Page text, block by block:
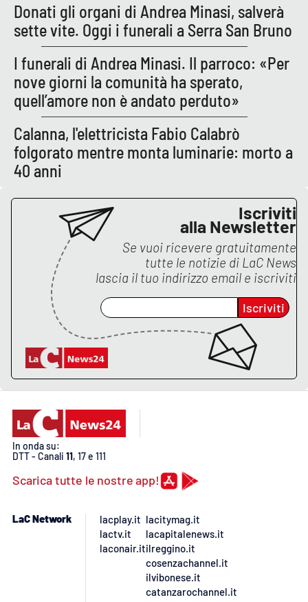
Buona Sanità Calabria
LACALABRIAVISIONE
Destinazioni
Eventi
Food
NETWORK
Lacplay.it
Lactv.it
Laconair.it
Lacapitalenews.it
Donati gli organi di Andrea Minasi, salverà
sette vite. Oggi i funerali a Serra San Bruno
I funerali di Andrea Minasi. Il parroco: «Per
nove giorni la comunità ha sperato,
quell’amore non è andato perduto»
Calanna, l'elettricista Fabio Calabrò
folgorato mentre monta luminarie: morto a
40 anni
Iscriviti
alla Newsletter
Se vuoi ricevere gratuitamente
tutte le notizie di LaC News
lascia il tuo indirizzo email e iscriviti
Iscriviti
In onda su:
DTT - Canali 11, 17 e 111
Scarica tutte le nostre app!
LaC Network
lacplay.it
lactv.it
laconair.it
lacitymag.it
lacapitalenews.it
ilreggino.it
cosenzachannel.it
ilvibonese.it
catanzarochannel.it